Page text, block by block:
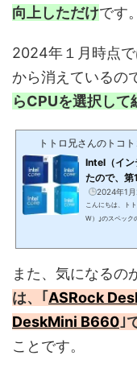
向上しただけです。
2024年１月時点
から消えているの
らCPUを選択して
トトロ兄さんのトコ
Intel（イン
たので、第
話 2024年1
こんにちは、ト
W）｣のスペック
また、気になるの
は、｢ ASRock
DeskMini B660 ｣
ことです。